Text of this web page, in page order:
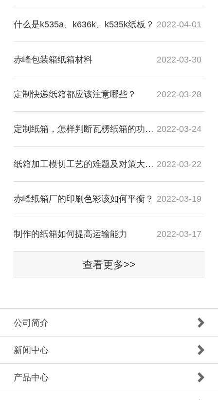
什么是k535a、k636k、k535k纸板？ 2022-04-01
赤峰包装箱纸箱材料 2022-03-30
定制快递纸箱都应该注意哪些？ 2022-03-28
定制纸箱，怎样判断瓦楞纸箱的功能质量是否合格？ 2022-03-24
纸箱加工模切工艺的难题及对策大盘点 2022-03-22
赤峰纸箱厂的印刷色彩该如何平衡？ 2022-03-19
制作的纸箱如何提高运输能力 2022-03-17
查看更多>>
公司简介
新闻中心
产品中心